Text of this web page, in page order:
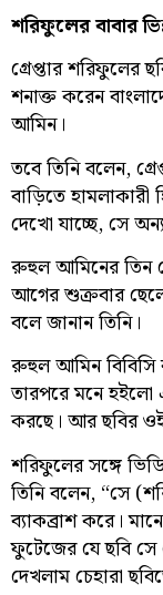
শরিফুলের বাবার
গ্রেপ্তার শরিফুলের
শনাক্ত করেন
আমিন।
তবে তিনি বলেন,
বাড়িতে হামলাকারী
দেখো যাচ্ছে, সে
রুহুল আমিনের তিন
আগের শুক্রবার
বলে জানান তিনি।
রুহুল আমিন বিবিসি
তারপরে মনে হইলো
করছে। আর ছবির
শরিফুলের সঙ্গে
তিনি বলেন, “সে
ব্যাকব্রাশ করে।
ফুটেজের যে ছবি সে
দেখলাম চেহারা